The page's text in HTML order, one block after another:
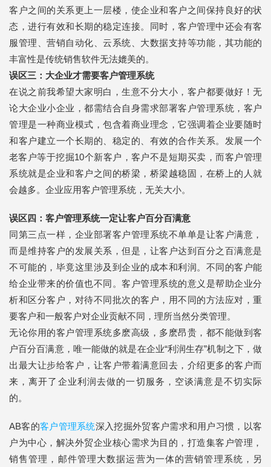
客户之间的关系更上一层楼，使企业和客户之间保持良好的状
态，进行有效和长期的稳定连接。同时，客户管理中还会有客
服管理、营销自动化、云系统、大数据支持等功能，其功能的
丰富性是传统销售软件无法媲美的。
误区三：大企业才需要客户管理系统
在说之前我希望大家明白，生意不分大小，客户都要做好！无
论大企业小企业，都需结合自身需求部署客户管理系统，客户
管理是一种商业模式，包含着商业理念，它强调着企业要随时
和客户建立一个长期的、稳定的、有效的合作关系。发展一个
老客户等于挖掘10个新客户，客户不是短期买卖，而客户管理
系统就是企业和客户之间的桥梁，桥梁越稳固，在桥上的人就
会越多。企业应用客户管理系统，无关大小。
误区四：客户管理系统一定让客户百分百满意
同第三点一样，企业部署客户管理系统不单单是让客户满意，
而是维持客户的发展关系，但是，让客户达到百分之百满意是
不可能的，毕竟这里涉及到企业的成本和利润。不同的客户能
给企业带来的价值也不同。客户管理系统的意义是帮助企业分
析和区分客户，对待不同批次的客户，用不同的方法应对，重
要客户和一般客户对企业贡献不同，理所当然分类管理。
无论你用的客户管理系统多麽高级，多麽昂贵，都不能做到客
户百分百满意，唯一能做的就是在企业“利润生存”机制之下，做
出最大让步给客户，让客户带着满意回去，介绍更多的客户而
来，离开了企业利润去做的一切服务，空谈满意是不切实际
的。
AB客的客户管理系统深入挖掘外贸客户需求和用户习惯，以客
户为中心，解决外贸企业核心需求为目的，打造集客户管理，
销售管理，邮件管理大数据运营为一体的营销管理系统，另